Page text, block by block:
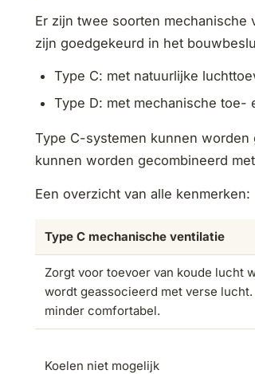
Er zijn twee soorten
zijn goedgekeurd in het
Type C: met natuurlijke
Type D: met mechanische toe-
Type C-systemen kunnen
kunnen worden gecombineerd
Een overzicht van alle kenmerken:
Type C mechanische ventilatie
Zorgt voor toevoer van koude lucht
wordt geassocieerd met verse lucht.
minder comfortabel.
Koelen niet mogelijk